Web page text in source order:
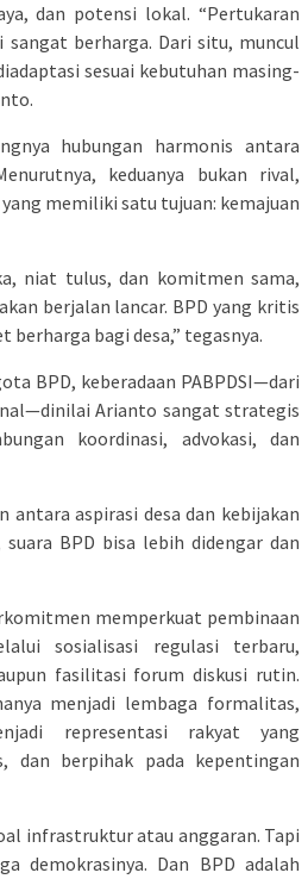
dan potensi lokal. “Pertukaran
berharga. Dari situ, muncul
sesuai kebutuhan masing-
hubungan harmonis antara
keduanya bukan rival,
memiliki satu tujuan: kemajuan
niat tulus, dan komitmen sama,
berjalan lancar. BPD yang kritis
bagi desa,” tegasnya.
BPD, keberadaan PABPDSI—dari
Arianto sangat strategis
koordinasi, advokasi, dan
antara aspirasi desa dan kebijakan
BPD bisa lebih didengar dan
memperkuat pembinaan
sosialisasi regulasi terbaru,
fasilitasi forum diskusi rutin.
menjadi lembaga formalitas,
representasi rakyat yang
dan berpihak pada kepentingan
infrastruktur atau anggaran. Tapi
demokrasinya. Dan BPD adalah